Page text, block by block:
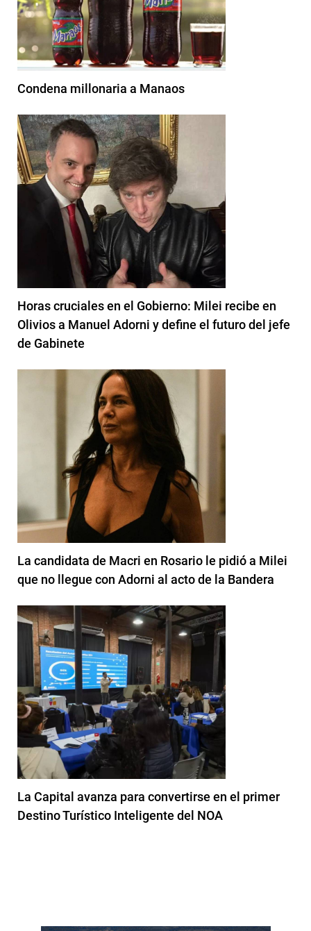
Condena millonaria a Manaos
Horas cruciales en el Gobierno: Milei recibe en
Olivios a Manuel Adorni y define el futuro del jefe
de Gabinete
La candidata de Macri en Rosario le pidió a Milei
que no llegue con Adorni al acto de la Bandera
La Capital avanza para convertirse en el primer
Destino Turístico Inteligente del NOA